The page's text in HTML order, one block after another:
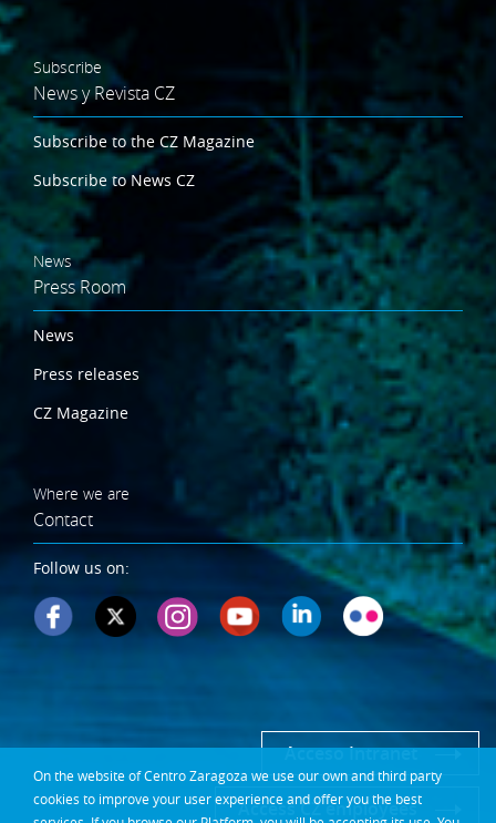
On the website of Centro Zaragoza we use our own and third party
cookies to improve your user experience and offer you the best
Subscribe
News y Revista CZ
Subscribe to the CZ Magazine
Subscribe to News CZ
News
Press Room
News
Press releases
CZ Magazine
Where we are
Contact
Follow us on:
Acceso Intranet
Access CZ employees